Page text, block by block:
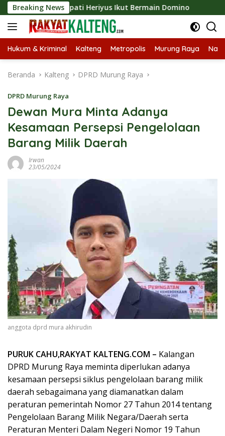
Langsung
ke
konten
Breaking News
2026, Bupati Heriyus Ikut Bermain Domino Tekan
Hukum & Kriminal Kalteng Metropolis Murung Raya
Beranda Kalteng DPRD Murung Raya
DPRD Murung Raya
Dewan Mura Minta Adanya
Kesamaan Persepsi Pengelolaan
Barang Milik Daerah
Irwan
23/05/2024
anggota dprd mura akhirudin
PURUK CAHU,RAKYAT KALTENG.COM – Kalangan
DPRD Murung Raya meminta diperlukan adanya
kesamaan persepsi siklus pengelolaan barang milik
daerah sebagaimana yang diamanatkan dalam
peraturan pemerintah Nomor 27 Tahun 2014 tentang
Pengelolaan Barang Milik Negara/Daerah serta
Peraturan Menteri Dalam Negeri Nomor 19 Tahun